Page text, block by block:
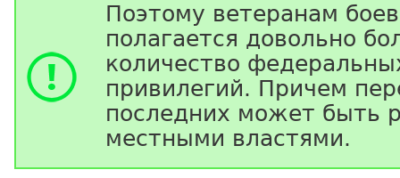
Поэтому ветеранам
полагается довольно
количество
привилегий. Причем
последних может быть
местными властями.